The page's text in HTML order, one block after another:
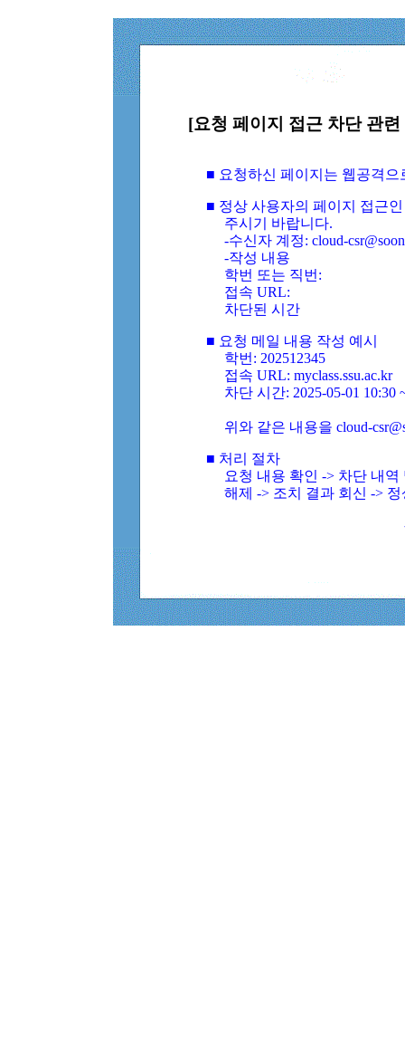
[요청 페이지 접근 차단 관
■ 요청하신 페이지는 웹공격
■ 정상 사용자의 페이지 접근
주시기 바랍니다.
-수신자 계정: cloud-
-작성 내용
학번 또는 직번:
접속 URL:
차단된 시간
■ 요청 메일 내용 작성 예시
학번: 202512345
접속 URL: myclass.ssu.ac.kr
차단 시간: 2025-05-01 10:30
위와 같은 내용을 cloud-
■ 처리 절차
요청 내용 확인 -> 차단 내
해제 -> 조치 결과 회신 ->